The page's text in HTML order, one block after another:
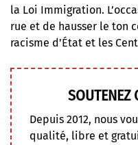
la Loi Immigration.
rue et de hausser le ton
racisme d’État et les
SOUTENEZ
Depuis 2012, nous
qualité, libre et